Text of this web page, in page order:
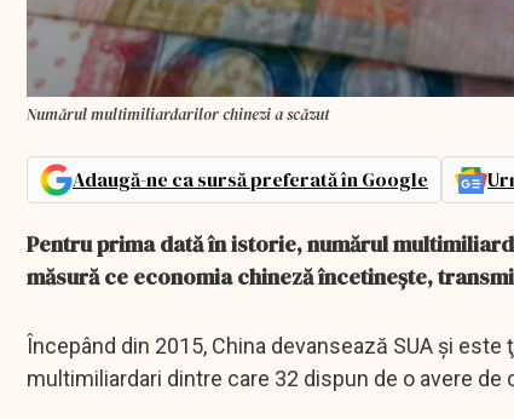
Numărul multimiliardarilor chinezi a scăzut
Adaugă-ne ca sursă preferată în Google
Pentru prima dată în istorie, numărul
măsură ce economia chineză încetineşte,
Începând din 2015, China devansează SUA şi
multimiliardari dintre care 32 dispun de o avere de